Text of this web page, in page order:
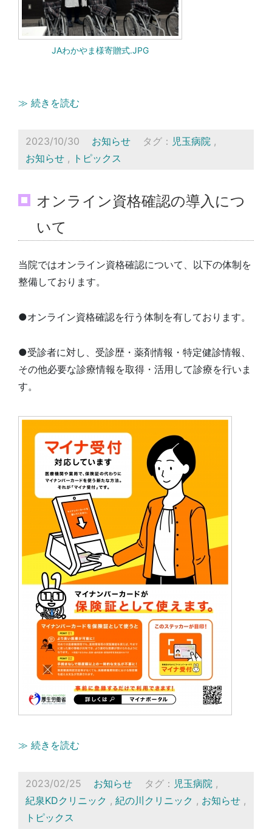
JAわかやま様寄贈式.JPG
≫ 続きを読む
2023/10/30 お知らせ タグ： 児玉病院 ,
お知らせ , トピックス
オンライン資格確認の導入につ
いて
当院ではオンライン資格確認について、以下の体制を
整備しております。
●オンライン資格確認を行う体制を有しております。
●受診者に対し、受診歴・薬剤情報・特定健診情報、
その他必要な診療情報を取得・活用して診療を行いま
す。
≫ 続きを読む
2023/02/25 お知らせ タグ： 児玉病院 ,
紀泉KDクリニック , 紀の川クリニック , お知らせ ,
トピックス